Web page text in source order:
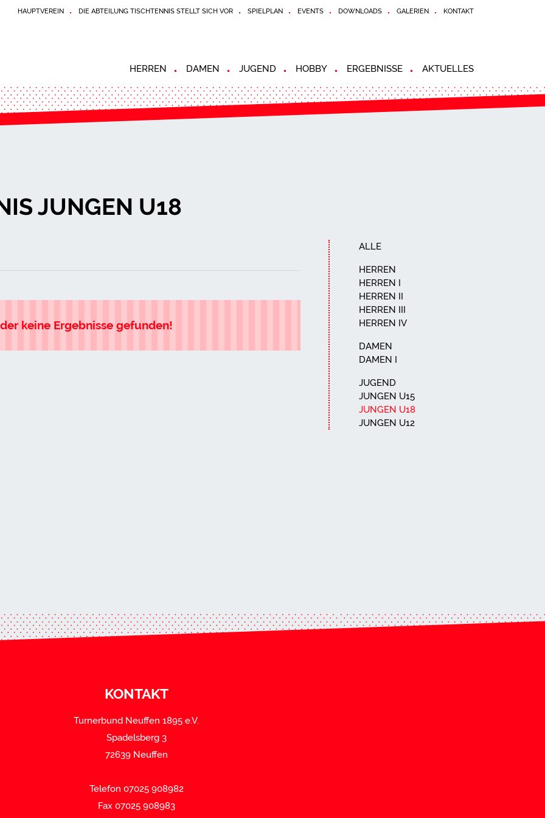
HAUPTVEREIN DIE ABTEILUNG TISCHTENNIS STELLT SICH VOR SPIELPLAN EVENTS DOWNLOADS GALERIEN KONTAKT
HERREN DAMEN JUGEND HOBBY ERGEBNISSE AKTUELLES
JUNGEN U18
keine Ergebnisse gefunden!
ALLE
HERREN
HERREN I
HERREN II
HERREN III
HERREN IV
DAMEN
DAMEN I
JUGEND
JUNGEN U15
JUNGEN U18
JUNGEN U12
KONTAKT
Turnerbund Neuffen 1895 e.V.
Spadelsberg 3
72639 Neuffen
Telefon 07025 908982
Fax 07025 908983